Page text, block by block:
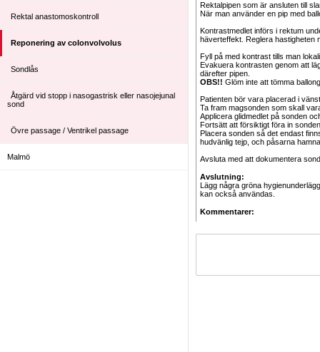
Rektal anastomoskontroll
Reponering av colonvolvolus
Sondlås
Åtgärd vid stopp i nasogastrisk eller nasojejunal
sond
Övre passage / Ventrikel passage
Malmö
Rektalpipen som är ansluten till
När man använder en pip med
Kontrastmedlet införs i rektum
häverteffekt. Reglera hastigheten
Fyll på med kontrast tills man
Evakuera kontrasten genom att
därefter pipen.
OBS!! Glöm inte att tömma
Patienten bör vara placerad i
Ta fram magsonden som skall
Applicera glidmedlet på sonden
Fortsätt att försiktigt föra in
Placera sonden så det endast
hudvänlig tejp, och påsarna
Avsluta med att dokumentera
Avslutning:
Lägg några gröna
kan också användas.
Kommentarer: